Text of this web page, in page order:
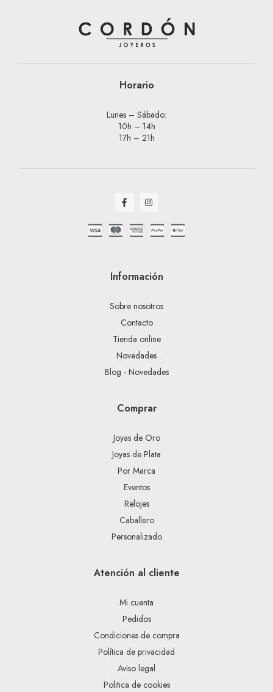
Horario
Lunes – Sábado:
10h – 14h
17h – 21h
Información
Sobre nosotros
Contacto
Tienda online
Novedades
Blog - Novedades
Comprar
Joyas de Oro
Joyas de Plata
Por Marca
Eventos
Relojes
Caballero
Personalizado
Atención al cliente
Mi cuenta
Pedidos
Condiciones de compra
Política de privacidad
Aviso legal
Politica de cookies